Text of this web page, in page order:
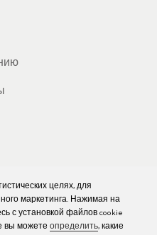
целях, для
маркетинга. Нажимая на
с установкой файлов cookie
вы можете определить, какие